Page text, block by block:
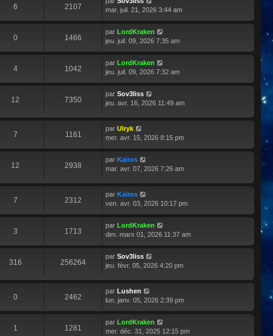
6 2107
mar. juil. 21, 2026 3:44 am
0 1466
par LordKraken
jeu. juil. 09, 2026 7:35 am
4 1042
par LordKraken
jeu. juil. 09, 2026 7:32 am
12 7350
par Sov3liss
jeu. avr. 16, 2026 11:49 am
7 1161
par Ulryk
mer. avr. 15, 2026 8:15 pm
12 2938
par Kaïros
mar. avr. 07, 2026 7:26 am
7 2312
par Kaïros
ven. avr. 03, 2026 10:17 pm
3 1713
par LordKraken
dim. mars 01, 2026 11:37 am
316 256264
par Sov3liss
jeu. févr. 05, 2026 4:20 pm
0 2462
par Lushen
lun. janv. 05, 2026 2:39 pm
1 1281
par LordKraken
mer. déc. 31, 2025 12:15 pm